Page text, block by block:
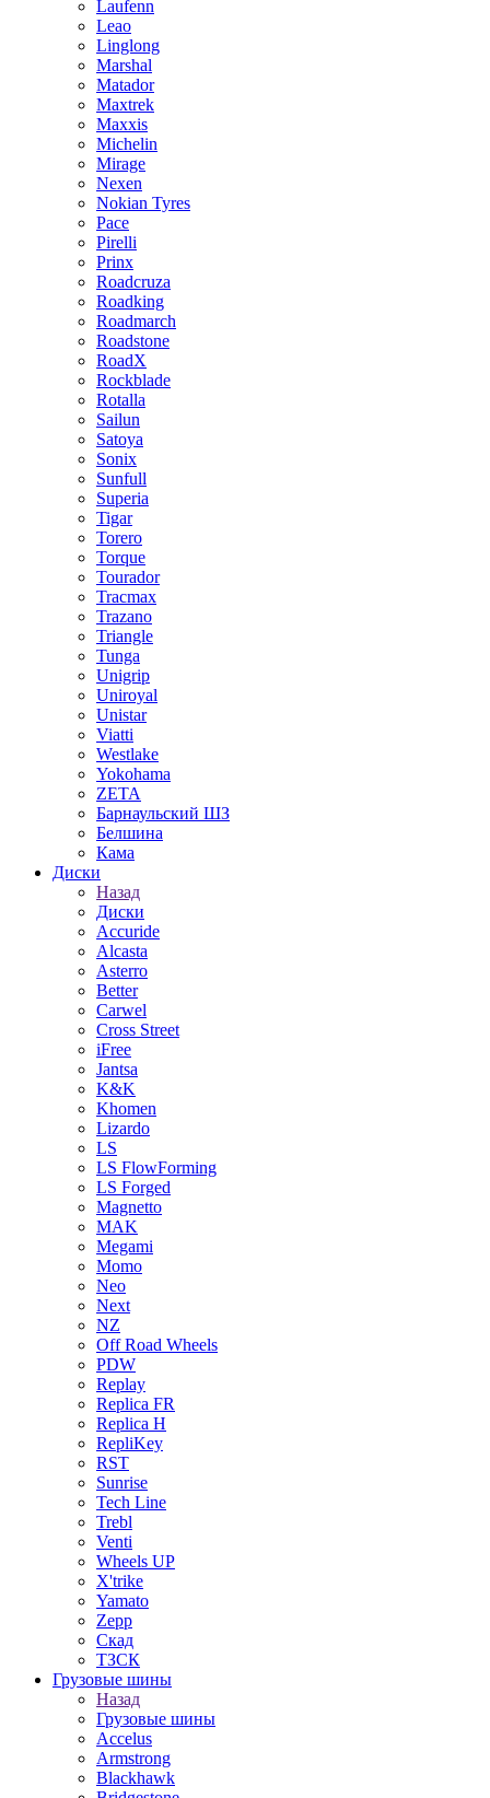
Laufenn
Leao
Linglong
Marshal
Matador
Maxtrek
Maxxis
Michelin
Mirage
Nexen
Nokian Tyres
Pace
Pirelli
Prinx
Roadcruza
Roadking
Roadmarch
Roadstone
RoadX
Rockblade
Rotalla
Sailun
Satoya
Sonix
Sunfull
Superia
Tigar
Torero
Torque
Tourador
Tracmax
Trazano
Triangle
Tunga
Unigrip
Uniroyal
Unistar
Viatti
Westlake
Yokohama
ZETA
Барнаульский ШЗ
Белшина
Кама
Диски
Назад
Диски
Accuride
Alcasta
Asterro
Better
Carwel
Cross Street
iFree
Jantsa
K&K
Khomen
Lizardo
LS
LS FlowForming
LS Forged
Magnetto
MAK
Megami
Momo
Neo
Next
NZ
Off Road Wheels
PDW
Replay
Replica FR
Replica H
RepliKey
RST
Sunrise
Tech Line
Trebl
Venti
Wheels UP
X'trike
Yamato
Zepp
Скад
ТЗСК
Грузовые шины
Назад
Грузовые шины
Accelus
Armstrong
Blackhawk